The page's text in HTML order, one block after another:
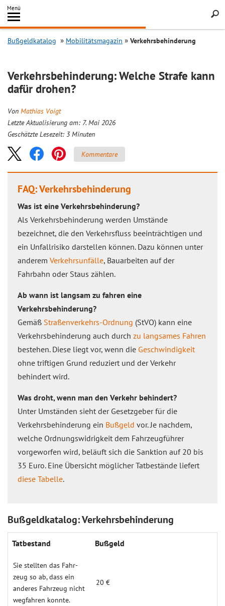
Inhalt
springen
Menü
Search
Bußgeldkatalog Mobilitätsmagazin Verkehrsbehinderung
Verkehrsbehinderung: Welche Strafe kann
dafür drohen?
Von Mathias Voigt
Letzte Aktualisierung am: 7. Mai 2026
Geschätzte Lesezeit: 3 Minuten
Kommentare
FAQ: Verkehrsbehinderung
Was ist eine Verkehrsbehinderung?
Als Verkehrsbehinderung werden Umstände
bezeichnet, die den Verkehrsfluss beeinträchtigen und
ein Unfallrisiko darstellen können. Dazu können unter
anderem Verkehrsunfälle, Bauarbeiten auf der
Fahrbahn oder Staus zählen.
Ab wann ist langsam zu fahren eine
Verkehrsbehinderung?
Gemäß Straßenverkehrs-Ordnung (StVO) kann eine
Verkehrsbehinderung auch durch zu langsames Fahren
bestehen. Diese liegt vor, wenn die Geschwindigkeit
ohne triftigen Grund reduziert und der Verkehr
behindert wird.
Was droht, wenn man den Verkehr behindert?
Unter Umständen sieht der Gesetzgeber für die
Verkehrsbehinderung ein Bußgeld vor. Je nachdem,
welche Ordnungswidrigkeit dem Fahrzeugführer
vorgeworfen wird, beläuft sich die Sanktion auf 20 bis
35 Euro. Eine Übersicht möglicher Tatbestände liefert
diese Tabelle.
Bußgeldkatalog: Verkehrsbehinderung
Tatbestand Bußgeld
Sie stellten das Fahr­
zeug so ab, dass ein
anderes Fahr­zeug nicht
wegfahren konnte.
20 €